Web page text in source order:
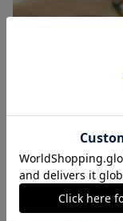
850円